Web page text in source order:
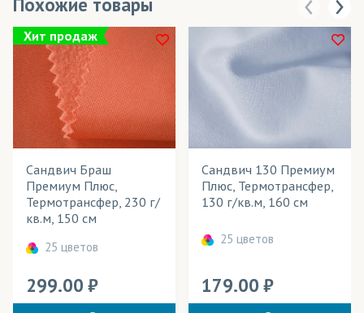
Хит продаж
Сандвич Браш
Премиум Плюс,
Термотрансфер, 230 г/
кв.м, 150 см
25 цветов
299.00
Сандвич 130 Премиум
Плюс, Термотрансфер,
130 г/кв.м, 160 см
25 цветов
179.00